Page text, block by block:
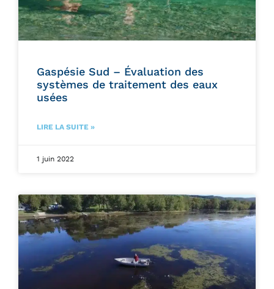
Gaspésie Sud – Évaluation des
systèmes de traitement des eaux
usées
LIRE LA SUITE »
1 juin 2022